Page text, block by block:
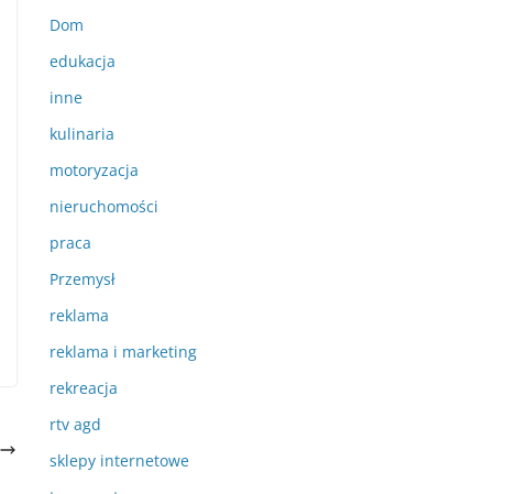
Dom
edukacja
inne
kulinaria
motoryzacja
nieruchomości
praca
Przemysł
reklama
reklama i marketing
rekreacja
rtv agd
sklepy internetowe